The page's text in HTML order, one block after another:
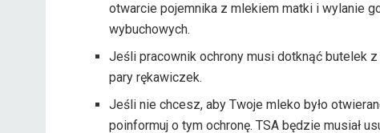
otwarcie pojemnika z mlekiem matki i wylanie
wybuchowych.
Jeśli pracownik ochrony musi dotknąć butelek
pary rękawiczek.
Jeśli nie chcesz, aby Twoje mleko było
poinformuj o tym ochronę. TSA będzie musiał